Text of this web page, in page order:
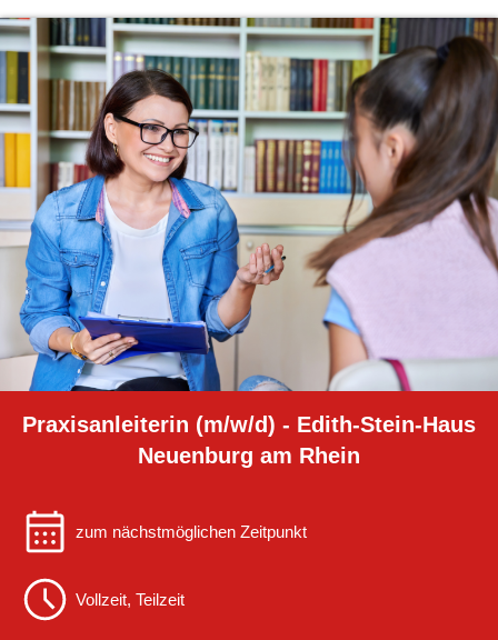
Praxisanleiterin (m/w/d) - Edith-Stein-Haus
Neuenburg am Rhein
zum nächstmöglichen Zeitpunkt
Vollzeit, Teilzeit